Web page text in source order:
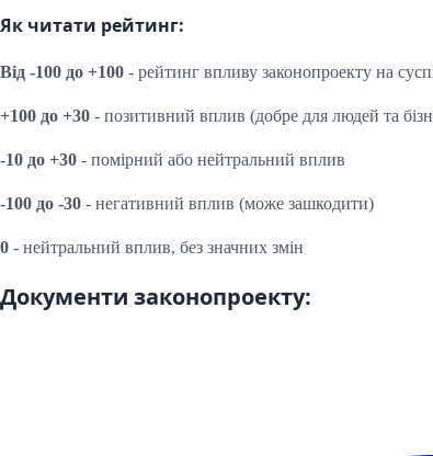
Як читати рейтинг:
Від -100 до +100 - рейтинг впливу законопроекту на
+100 до +30 - позитивний вплив (добре для людей та
-10 до +30 - помірний або нейтральний вплив
-100 до -30 - негативний вплив (може зашкодити)
0 - нейтральний вплив, без значних змін
Документи законопроекту: